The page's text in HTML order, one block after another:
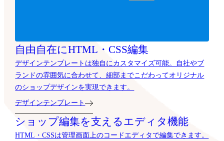
自由自在にHTML・CSS編集
デザインテンプレートは独自にカスタマイズ可能。自社やブ
ランドの雰囲気に合わせて、細部までこだわってオリジナル
のショップデザインを実現できます。
デザインテンプレート
ショップ編集を支えるエディタ機能
HTML・CSSは管理画面上のコードエディタで編集できます。